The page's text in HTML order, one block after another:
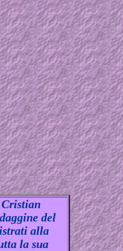
del
alla
la sua